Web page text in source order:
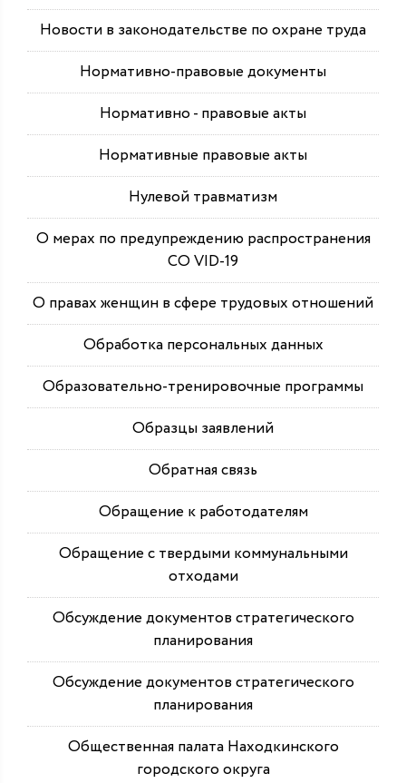
Новости в законодательстве по охране труда
Нормативно-правовые документы
Нормативно - правовые акты
Нормативные правовые акты
Нулевой травматизм
О мерах по предупреждению распространения
СО VID-19
О правах женщин в сфере трудовых отношений
Обработка персональных данных
Образовательно-тренировочные программы
Образцы заявлений
Обратная связь
Обращение к работодателям
Обращение с твердыми коммунальными
отходами
Обсуждение документов стратегического
планирования
Обсуждение документов стратегического
планирования
Общественная палата Находкинского
городского округа